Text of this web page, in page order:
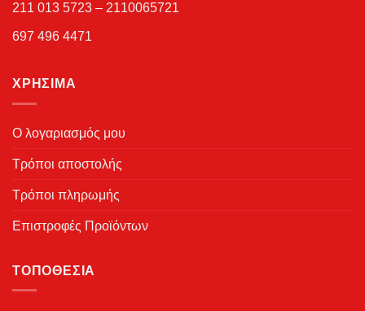
211 013 5723 – 2110065721
697 496 4471
ΧΡΉΣΙΜΑ
Ο λογαριασμός μου
Τρόποι αποστολής
Τρόποι πληρωμής
Επιστροφές Προϊόντων
ΤΟΠΟΘΕΣΊΑ